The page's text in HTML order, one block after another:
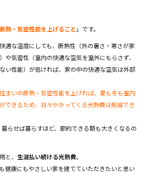
熱・気密性能を上げること 」です。
適な温度にしても、断熱性（外の暑さ・寒さが家
や気密性（室内の快適な空気を室外にもらさず、
い性能）が低ければ、家の中の快適な空気は外部
住まいの断熱・気密性能を上げれば、夏も冬も室内
できるため、日々かかってくる光熱費は削減でき
らせば暮らすほど、節約できる額も大きくなるの
と、 生涯払い続ける光熱費。
健康にもやさしい家を建てていただきたいと思い